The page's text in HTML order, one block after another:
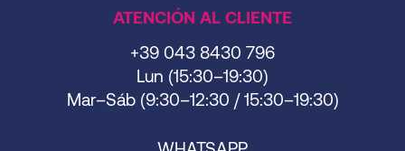
ATENCIÓN AL CLIENTE
+39 043 8430 796
Lun (15:30–19:30)
Mar–Sáb (9:30–12:30 / 15:30–19:30)